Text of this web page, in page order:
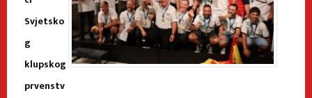
Svjetsko
g
klupskog
prvenstv